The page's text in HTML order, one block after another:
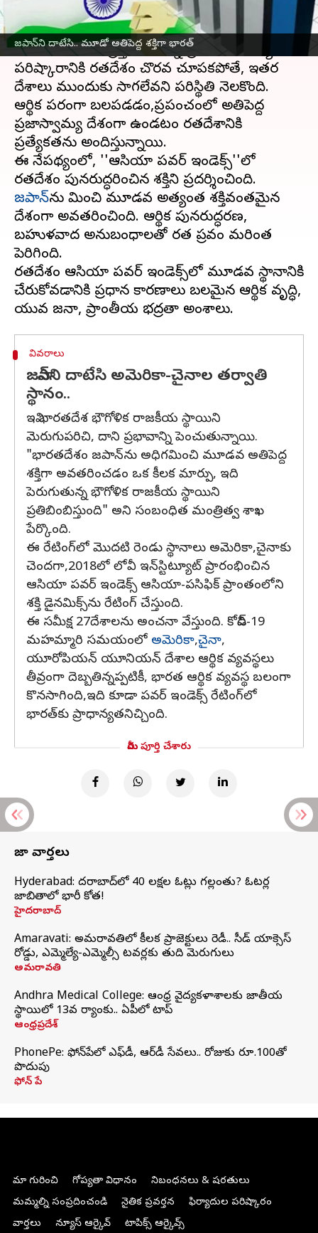
జపాన్‌ని దాటేసి.. మూడో అతిపెద్ద శక్తిగా భారత్
ఈ వార్తాకథనం ఏంటి
భారతదేశంప్రపంచవ్యాప్తంగా తన ఖ్యాతిని మరింత
పెంచుకుంటోంది. ప్రస్తుతం ఉన్న ప్రపంచ సమస్యల
పరిష్కారానికి భారతదేశం చొరవ చూపకపోతే, ఇతర
దేశాలు ముందుకు సాగలేవని పరిస్థితి నెలకొంది.
ఆర్థిక పరంగా బలపడడం,ప్రపంచంలో అతిపెద్ద
ప్రజాస్వామ్య దేశంగా ఉండటం భారతదేశానికి
ప్రత్యేకతను అందిస్తున్నాయి.
ఈ నేపథ్యంలో, ''ఆసియా పవర్ ఇండెక్స్''లో
జపాన్‌ను మించి మూడవ అత్యంత శక్తివంతమైన
దేశంగా అవతరించింది. ఆర్థిక పునరుద్ధరణ,
బహుళవాద అనుబంధాలతో భారత ప్రభావం మరింత
పెరిగింది.
భారతదేశం ఆసియా పవర్ ఇండెక్స్‌లో మూడవ స్థానానికి
చేరుకోవడానికి ప్రధాన కారణాలు బలమైన ఆర్థిక వృద్ధి,
వివరాలు
జపాన్‌ని దాటేసి అమెరికా-చైనాల తర్వాతి
స్థానం..
ఇవి భారతదేశ భౌగోళిక రాజకీయ స్థాయిని
మెరుగుపరిచి, దాని ప్రభావాన్ని పెంచుతున్నాయి.
"భారతదేశం జపాన్‌ను అధిగమించి మూడవ అతిపెద్ద
శక్తిగా అవతరించడం ఒక కీలక మార్పు, ఇది
పెరుగుతున్న భౌగోళిక రాజకీయ స్థాయిని
ప్రతిబింబిస్తుంది" అని సంబంధిత మంత్రిత్వ శాఖ
పేర్కొంది.
ఈ రేటింగ్‌లో మొదటి రెండు స్థానాలు అమెరికా,చైనాకు
చెందగా,2018లో లోవీ ఇన్‌స్టిట్యూట్ ప్రారంభించిన
ఆసియా పవర్ ఇండెక్స్ ఆసియా-పసిఫిక్ ప్రాంతంలోని
శక్తి డైనమిక్స్‌ను రేటింగ్ చేస్తుంది.
ఈ సమీక్ష 27దేశాలను అంచనా వేస్తుంది. కోవిడ్-19
మహమ్మారి సమయంలో అమెరికా,చైనా,
యూరోపియన్ యూనియన్ దేశాల ఆర్థిక వ్యవస్థలు
తీవ్రంగా దెబ్బతిన్నప్పటికీ, భారత ఆర్థిక వ్యవస్థ బలంగా
కొనసాగింది,ఇది కూడా పవర్ ఇండెక్స్ రేటింగ్‌లో
భారత్‌కు ప్రాధాన్యతనిచ్చింది.
మీరు పూర్తి చేశారు
తాజా వార్తలు
Hyderabad: హైదరాబాద్‌లో 40 లక్షల ఓట్లు గల్లంతు? ఓటర్ల
జాబితాలో భారీ కోత!
హైదరాబాద్
Amaravati: అమరావతిలో కీలక ప్రాజెక్టులు రెడీ.. సీడ్‌ యాక్సెస్‌
రోడ్డు, ఎమ్మెల్యే-ఎమ్మెల్సీ టవర్లకు తుది మెరుగులు
అమరావతి
Andhra Medical College: ఆంధ్ర వైద్యకళాశాలకు జాతీయ
స్థాయిలో 13వ ర్యాంకు.. ఏపీలో టాప్
ఆంధ్రప్రదేశ్
PhonePe: ఫోన్‌పేలో ఎఫ్‌డీ, ఆర్‌డీ సేవలు.. రోజుకు రూ.100తో
పొదుపు
ఫోన్‌ పే
మా గురించి గోప్యతా విధానం
నిబంధనలు & షరతులు
మమ్మల్ని సంప్రదించండి
నైతిక ప్రవర్తన
ఫిర్యాదుల పరిష్కారం
వార్తలు
న్యూస్ ఆర్కైవ్ టాపిక్స్ ఆర్కైవ్స్